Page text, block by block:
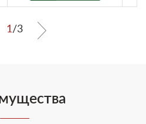
1/3